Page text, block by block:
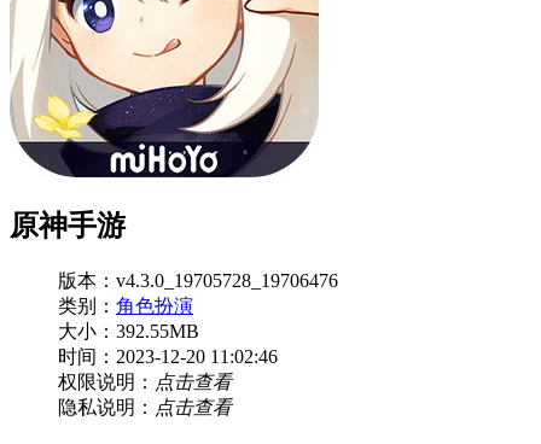
原神手游
版本：v4.3.0_19705728_19706476
类别： 角色扮演
大小：392.55MB
时间：2023-12-20 11:02:46
权限说明： 点击查看
隐私说明： 点击查看